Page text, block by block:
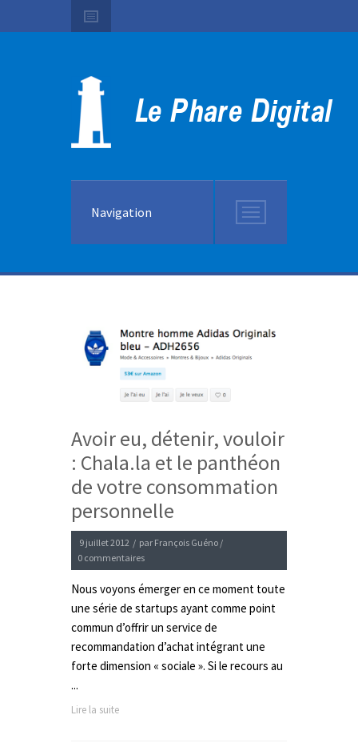
Navigation
Avoir eu, détenir, vouloir
: Chala.la et le panthéon
de votre consommation
personnelle
9 juillet 2012 / par François Guéno /
0 commentaires
Nous voyons émerger en ce moment toute
une série de startups ayant comme point
commun d’offrir un service de
recommandation d’achat intégrant une
forte dimension « sociale ». Si le recours au
...
Lire la suite